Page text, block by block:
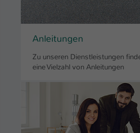
Anleitungen
Zu unseren Dienstleistungen
eine Vielzahl von Anleitungen